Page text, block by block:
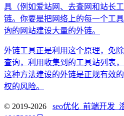
具（例如爱站网、去查网和站长
链。你要是把网络上的每一个工
询的网站建设大量的外链。
外链工具正是利用这个原理，免
查询，利用收集到的工具站列表
这种方法建设的外链是正规有效
权的风险。
© 2019-2026 seo优化_前端开发_